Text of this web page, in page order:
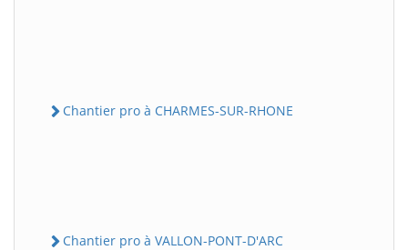
Chantier pro à CHARMES-SUR-RHONE
Chantier pro à VALLON-PONT-D'ARC